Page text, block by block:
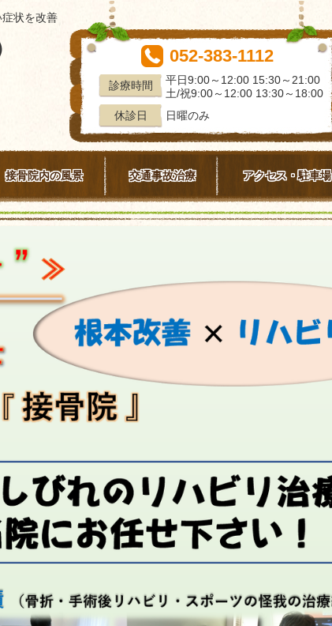
状を改善
052-383-1112
診療時間
平日9:00～12:00 15:30～21:00
土/祝9:00～12:00 13:30～18:00
休診日
日曜のみ
接骨院内の風景 交通事故治療 アクセス・駐車場